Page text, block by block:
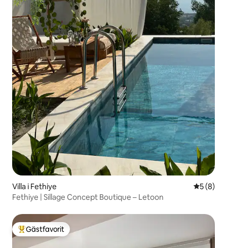
Villa i Fethiye 5 av 5 i
5 (8)
Fethiye | Sillage Concept Boutique – Letoon
Populär gästfavorit
Gästfavorit